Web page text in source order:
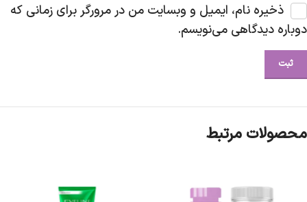
ذخیره نام، ایمیل و وبسایت من در مرورگر برای زمانی که
دوباره دیدگاهی می‌نویسم.
محصولات مرتبط